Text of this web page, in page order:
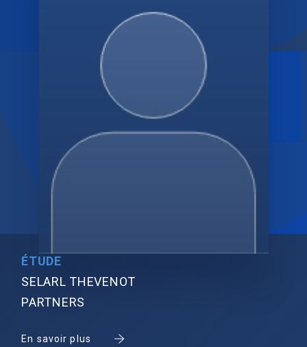
ÉTUDE
SELARL THEVENOT
PARTNERS
En savoir plus